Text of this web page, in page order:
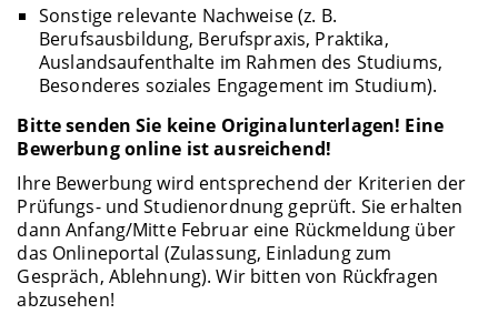
Sonstige relevante Nachweise (z. B.
Berufsausbildung, Berufspraxis, Praktika,
Auslandsaufenthalte im Rahmen des Studiums,
Besonderes soziales Engagement im Studium).
Bitte senden Sie keine Originalunterlagen! Eine
Bewerbung online ist ausreichend!
Ihre Bewerbung wird entsprechend der Kriterien der
Prüfungs- und Studienordnung geprüft. Sie erhalten
dann Anfang/Mitte Februar eine Rückmeldung über
das Onlineportal (Zulassung, Einladung zum
Gespräch, Ablehnung). Wir bitten von Rückfragen
abzusehen!